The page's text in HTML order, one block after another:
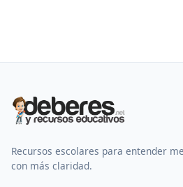
Recursos escolares para entender
con más claridad.